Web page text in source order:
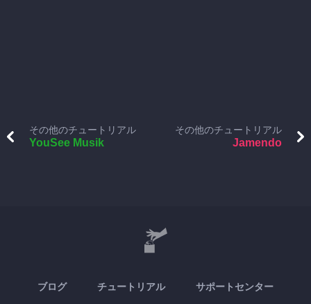
その他のチュートリアル
YouSee Musik
その他のチュートリアル
Jamendo
ブログ チュートリアル サポートセンター